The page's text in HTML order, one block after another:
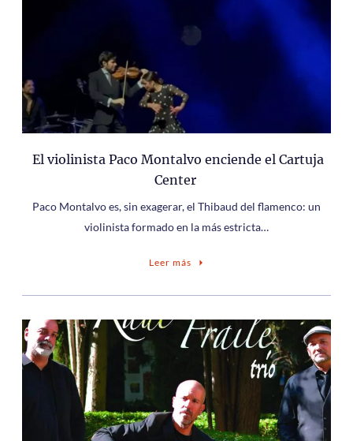
El violinista Paco Montalvo enciende el Cartuja
Center
Paco Montalvo es, sin exagerar, el Thibaud del flamenco: un
violinista formado en la más estricta…
Leer más